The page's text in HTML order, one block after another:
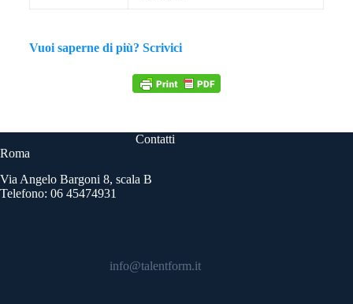
Vuoi saperne di più? Scrivici
Contatti
Roma
Via Angelo Bargoni 8, scala B
Telefono: 06 45474931
info@talentform.it